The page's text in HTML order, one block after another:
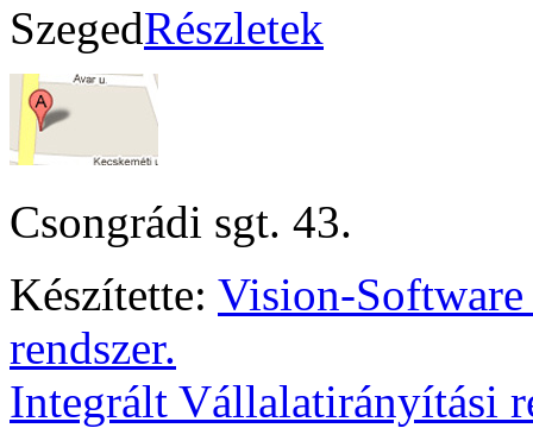
SzegedRészletek
Csongrádi sgt. 43.
Készítette: Vision-
rendszer.
Integrált Vállalatirányítási